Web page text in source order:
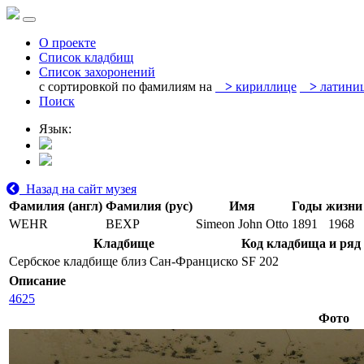
О проекте
Список кладбищ
Список захоронений
с сортировкой по фамилиям на
> кириллице >
Поиск
Язык:
Назад на сайт музея
Фамилия (англ) Фамилия (рус) Имя
Годы жизни
WEHR
ВЕХР Simeon John Otto 1891
1968
Кладбище
Код кладбища и ряд
Сербское кладбище близ Сан-Франциско SF 202
Описание
4625
Фото